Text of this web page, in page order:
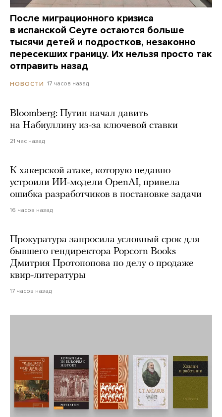
После миграционного кризиса
в испанской Сеуте остаются больше
тысячи детей и подростков, незаконно
пересекших границу. Их нельзя просто так
отправить назад
НОВОСТИ 17 часов назад
Bloomberg: Путин начал давить
на Набиуллину из-за ключевой ставки
21 час назад
К хакерской атаке, которую недавно
устроили ИИ-модели OpenAI, привела
ошибка разработчиков в постановке задачи
16 часов назад
Прокуратура запросила условный срок для
бывшего гендиректора Popcorn Books
Дмитрия Протопопова по делу о продаже
квир-литературы
17 часов назад